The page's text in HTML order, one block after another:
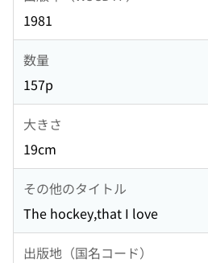
1981
数量
157p
大きさ
19cm
その他のタイトル
The hockey,that I love
出版地（国名コード）